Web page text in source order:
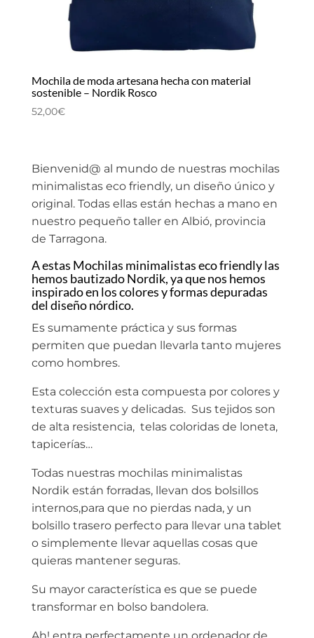
Mochila de moda artesana hecha con material
sostenible – Nordik Rosco
52,00€
Bienvenid@ al mundo de nuestras mochilas
minimalistas eco friendly, un diseño único y
original. Todas ellas están hechas a mano en
nuestro pequeño taller en Albió, provincia
de Tarragona.
A estas Mochilas minimalistas eco friendly las
hemos bautizado Nordik, ya que nos hemos
inspirado en los colores y formas depuradas
del diseño nórdico.
Es sumamente práctica y sus formas
permiten que puedan llevarla tanto mujeres
como hombres.
Esta colección esta compuesta por colores y
texturas suaves y delicadas. Sus tejidos son
de alta resistencia, telas coloridas de loneta,
tapicerías…
Todas nuestras mochilas minimalistas
Nordik están forradas, llevan dos bolsillos
internos,para que no pierdas nada, y un
bolsillo trasero perfecto para llevar una tablet
o simplemente llevar aquellas cosas que
quieras mantener seguras.
Su mayor característica es que se puede
transformar en bolso bandolera.